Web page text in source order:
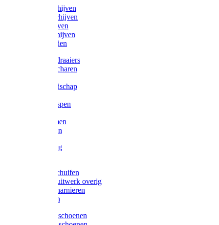
Afbraamschijven
Doorslijpschijven
Lamelschijven
Diamantschijven
Laselektroden
Schroevendraaiers
Tangen / Scharen
Meetgereedschap
Vijlen / Raspen
Lijmklemmen
Waterpassen
Bouwbeslag
Grendels/schuifen
Hang en sluitwerk overig
Hengen/scharnieren
Scharnieren
Latex handschoenen